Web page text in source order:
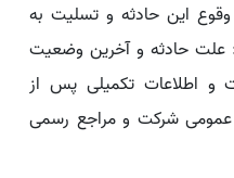
این حادثه و تسلیت به
علت حادثه و آخرین وضعیت
اطلاعات تکمیلی پس از
عمومی شرکت و مراجع رسمی